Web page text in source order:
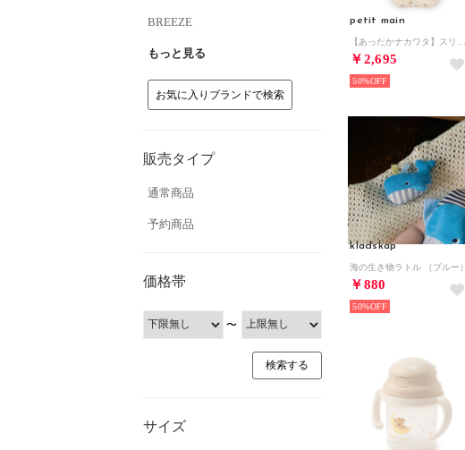
BREEZE
もっと見る
お気に入りブランドで検索
販売タイプ
通常商品
予約商品
価格帯
〜
サイズ
petit main
￥2,695
50%
kladskap
海の生き物ラトル （ブルー）
￥880
50%